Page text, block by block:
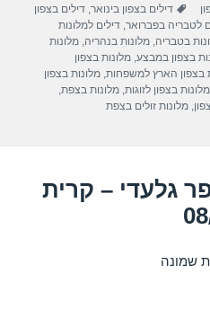
gr
a
m
eתגיות
דילים בצפון בינואר ,דילים בצפון
לטבריה בפברואר ,דילים למלונות
בטבריה ,מלונות בנהריה ,מלונות
בצפון במבצע ,מלונות בצפון
בצפון הארץ למשפחות ,מלונות בצפון
,מלונות בצפון לזוגות ,מלונות בצפת
,מלונות זולים בצפת
גלעדי – קרית
שמונה